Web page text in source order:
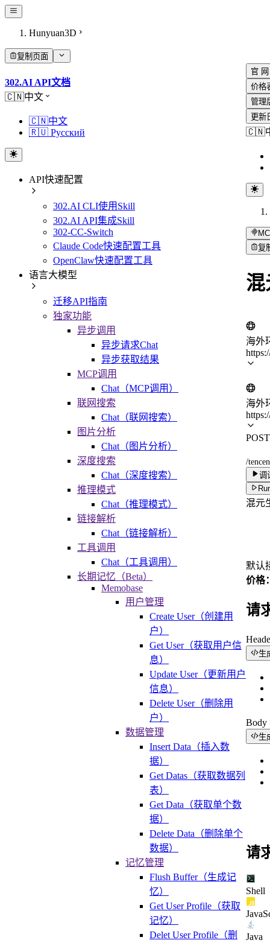
Hunyuan3D
复制页面
302.AI API文档
🇨🇳中文
🇨🇳中文
🇷🇺 Русский
API快速配置
302.AI CLI使用Skill
302.AI API集成Skill
302-CC-Switch
Claude Code快速配置工具
OpenClaw快速配置工具
语言大模型
迁移API指南
独家功能
异步调用
异步请求Chat
异步获取结果
MCP调用
Chat（MCP调用）
联网搜索
Chat（联网搜索）
图片分析
Chat（图片分析）
深度搜索
Chat（深度搜索）
推理模式
Chat（推理模式）
链接解析
Chat（链接解析）
工具调用
Chat（工具调用）
长期记忆（Beta）
Memobase
用户管理
Create User（创建用
户）
Get User（获取用户信
息）
Update User（更新用户
信息）
Delete User（删除用
户）
数据管理
Insert Data（插入数
据）
Get Datas（获取数据列
表）
Get Data（获取单个数
据）
Delete Data（删除单个
数据）
记忆管理
Flush Buffer（生成记
忆）
Get User Profile（获取
记忆）
Delet User Profile（删
官 网
价格
管理
更新
🇨🇳
复
混
海外
海外
POST
/
调
混元
默认
价格
请
生
Body
生
请
Shell
Java